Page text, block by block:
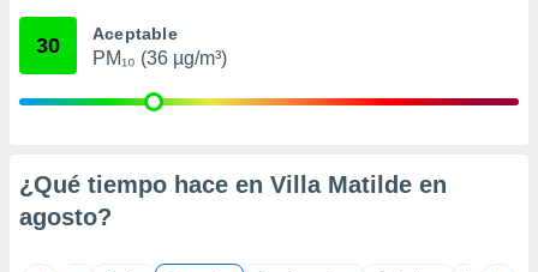
e
publicidad
30 Aceptable
PM₁₀ (36 µg/m³)
¿Qué tiempo hace en Villa Matilde en
agosto?